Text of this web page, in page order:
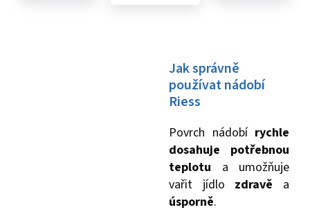
Jak správně
používat nádobí
Riess
Povrch nádobí rychle
dosahuje potřebnou
teplotu a umožňuje
vařit jídlo zdravě a
úsporně.